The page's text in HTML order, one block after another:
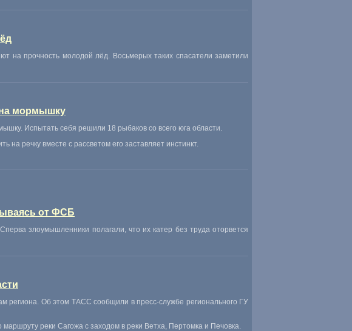
на прочность молодой лёд. Восьмерых таких спасатели заметили
мормышку
Испытать себя решили 18 рыбаков со всего юга области.
речку вместе с рассветом его заставляет инстинкт.
от ФСБ
злоумышленники полагали, что их катер без труда оторвется
Об этом ТАСС сообщили в пресс-службе регионального ГУ
реки Сагожа с заходом в реки Ветха, Пертомка и Печовка.